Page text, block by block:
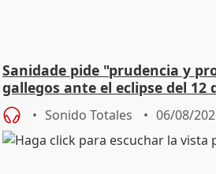
Sanidade pide "prudencia y
gallegos ante el eclipse del 12
Sonido Totales 06/08/